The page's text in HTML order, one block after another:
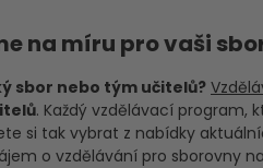
na míru pro vaši
sbor nebo tým učitelů?
. Každý vzdělávací program,
si tak vybrat z nabídky
o vzdělávání pro sborovny